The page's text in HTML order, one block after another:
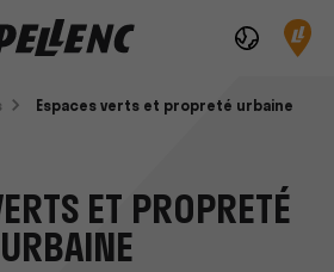
Espaces verts et propreté urbaine
ET PROPRETÉ
URBAINE